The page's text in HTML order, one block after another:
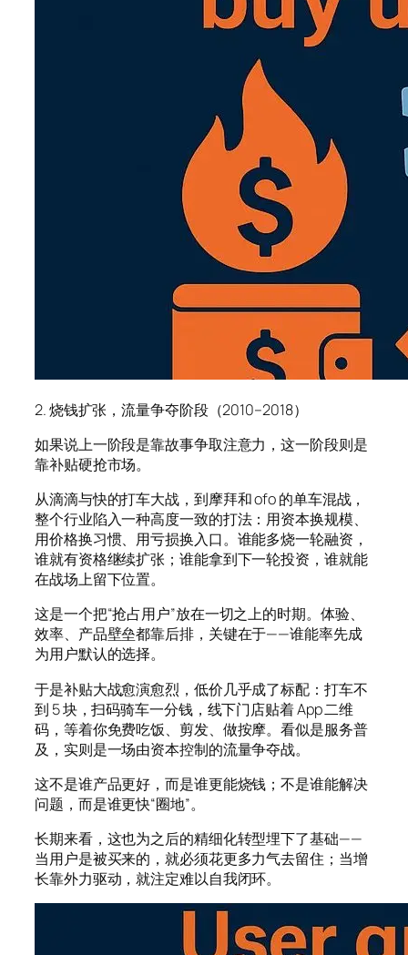
2. 烧钱扩张，流量争夺阶段（2010–2018）
如果说上一阶段是靠故事争取注意力，这一阶段则是
靠补贴硬抢市场。
从滴滴与快的打车大战，到摩拜和 ofo 的单车混战，
整个行业陷入一种高度一致的打法：用资本换规模、
用价格换习惯、用亏损换入口。谁能多烧一轮融资，
谁就有资格继续扩张；谁能拿到下一轮投资，谁就能
在战场上留下位置。
这是一个把“抢占用户”放在一切之上的时期。体验、
效率、产品壁垒都靠后排，关键在于——谁能率先成
为用户默认的选择。
于是补贴大战愈演愈烈，低价几乎成了标配：打车不
到 5 块，扫码骑车一分钱，线下门店贴着 App 二维
码，等着你免费吃饭、剪发、做按摩。看似是服务普
及，实则是一场由资本控制的流量争夺战。
这不是谁产品更好，而是谁更能烧钱；不是谁能解决
问题，而是谁更快“圈地”。
长期来看，这也为之后的精细化转型埋下了基础——
当用户是被买来的，就必须花更多力气去留住；当增
长靠外力驱动，就注定难以自我闭环。